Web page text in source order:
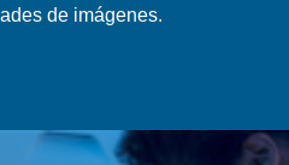
de imágenes.